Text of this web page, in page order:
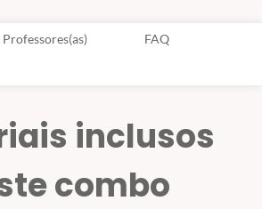
Professores(as) FAQ
inclusos
combo